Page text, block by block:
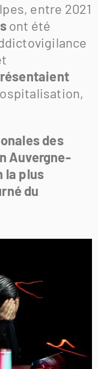
entre 2021
ont été
des
Auvergne-
la plus
du